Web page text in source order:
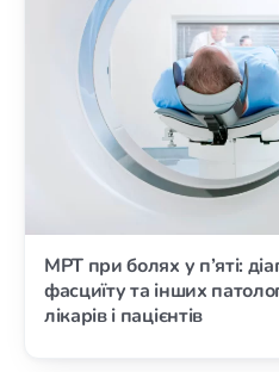
МРТ при болях у п’яті:
фасциїту та інших
лікарів і пацієнтів